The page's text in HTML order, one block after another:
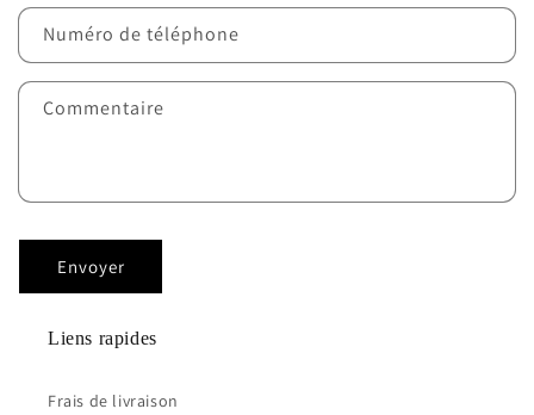
Numéro de téléphone
Commentaire
Envoyer
Liens rapides
Frais de livraison